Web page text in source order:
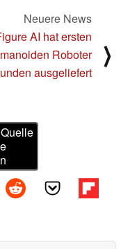
Neuere News
AI hat ersten
Roboter
ausgeliefert
⟩